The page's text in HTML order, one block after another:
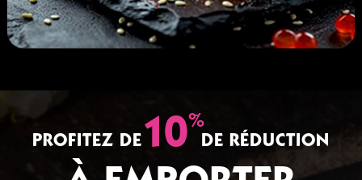
PROFITEZ DE10%
DE RÉDUCTION